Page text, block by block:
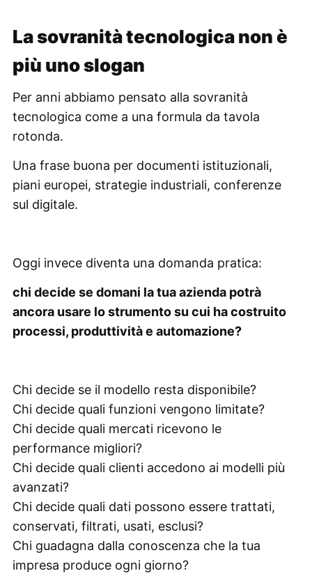
La sovranità tecnologica non è
più uno slogan
Per anni abbiamo pensato alla sovranità
tecnologica come a una formula da tavola
rotonda.
Una frase buona per documenti istituzionali,
piani europei, strategie industriali, conferenze
sul digitale.
Oggi invece diventa una domanda pratica:
chi decide se domani la tua azienda potrà
ancora usare lo strumento su cui ha costruito
processi, produttività e automazione?
Chi decide se il modello resta disponibile?
Chi decide quali funzioni vengono limitate?
Chi decide quali mercati ricevono le
performance migliori?
Chi decide quali clienti accedono ai modelli più
avanzati?
Chi decide quali dati possono essere trattati,
conservati, filtrati, usati, esclusi?
Chi guadagna dalla conoscenza che la tua
impresa produce ogni giorno?